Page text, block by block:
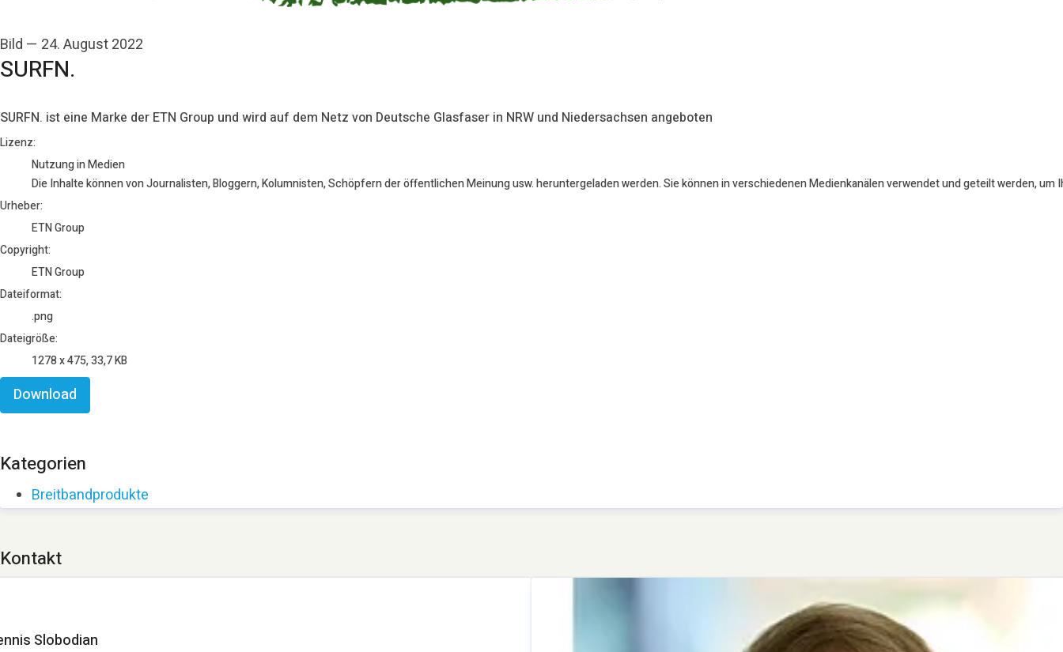
Bild — 24. August 2022
SURFN.
SURFN. ist eine Marke der ETN Group und wird auf dem Netz von Deutsche Glasfaser in NRW und Niedersachsen angeboten
ETN Group
Lizenz:
Nutzung in Medien
Die Inhalte können von Journalisten, Bloggern, Kolumnisten, Schöpfern der öffentlichen Meinung usw. heruntergeladen werden. Sie können in verschiedenen Medienkanälen verwendet und geteilt
Urheber:
ETN Group
Copyright:
ETN Group
Dateiformat:
.png
Dateigröße:
1278 x 475, 33,7 KB
Download
Kategorien
Breitbandprodukte
Kontakt
Slobodian